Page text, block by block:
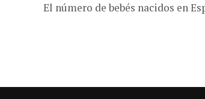
El número de bebés nacidos en